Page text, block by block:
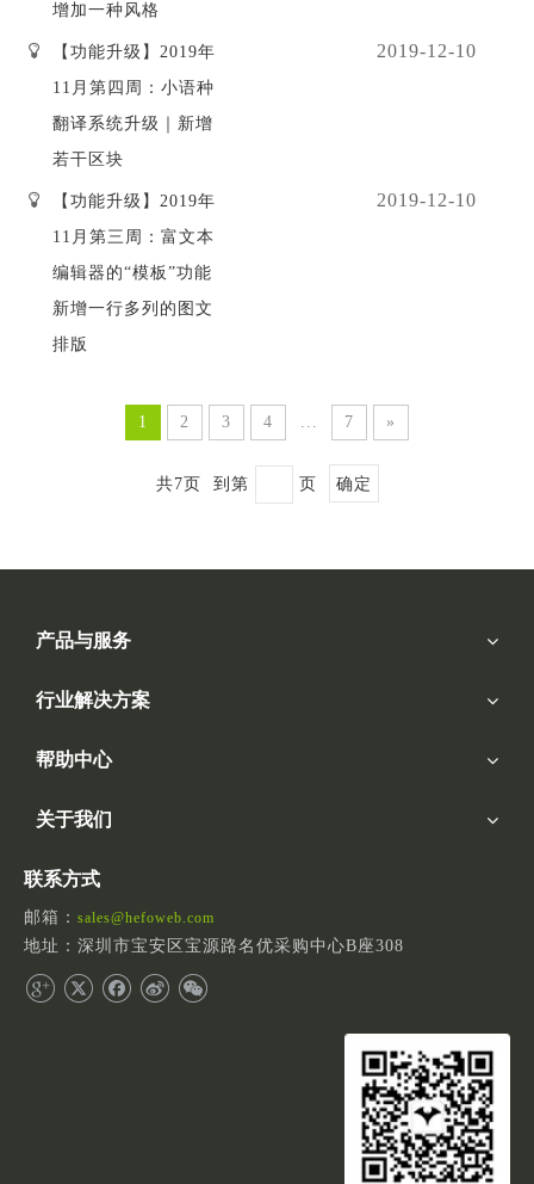
增加一种风格
【功能升级】2019年
11月第四周：小语种
翻译系统升级｜新增
若干区块
2019-12-10
【功能升级】2019年
11月第三周：富文本
编辑器的“模板”功能
新增一行多列的图文
排版
2019-12-10
1 2 3 4 ... 7 »
共7页 到第 页 确定
产品与服务
行业解决方案
帮助中心
关于我们
联系方式
邮箱： sales@hefoweb.com
地址：深圳市宝安区宝源路名优采购中心B座308